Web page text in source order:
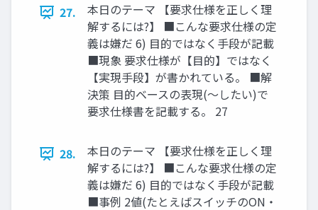
27.
本日のテーマ 【要求仕様を正しく理
解するには?】 ■こんな要求仕様の定
義は嫌だ 6) 目的ではなく手段が記載
■現象 要求仕様が【目的】ではなく
【実現手段】が書かれている。 ■解
決策 目的ベースの表現(〜したい)で
要求仕様書を記載する。 27
28.
本日のテーマ 【要求仕様を正しく理
解するには?】 ■こんな要求仕様の定
義は嫌だ 6) 目的ではなく手段が記載
■事例 2値(たとえばスイッチのON・